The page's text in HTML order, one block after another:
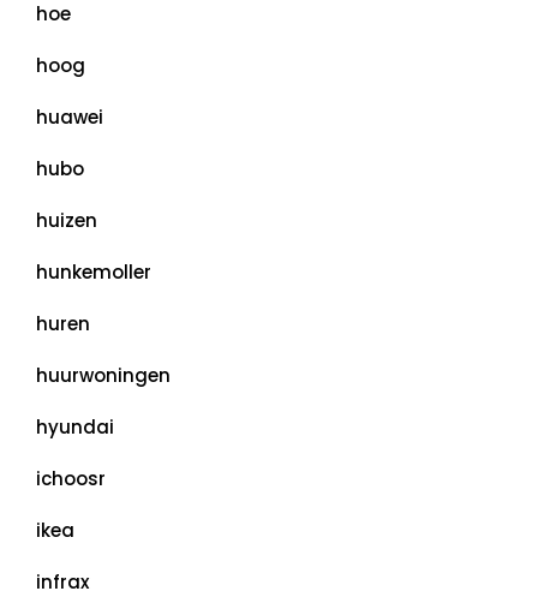
hoe
hoog
huawei
hubo
huizen
hunkemoller
huren
huurwoningen
hyundai
ichoosr
ikea
infrax